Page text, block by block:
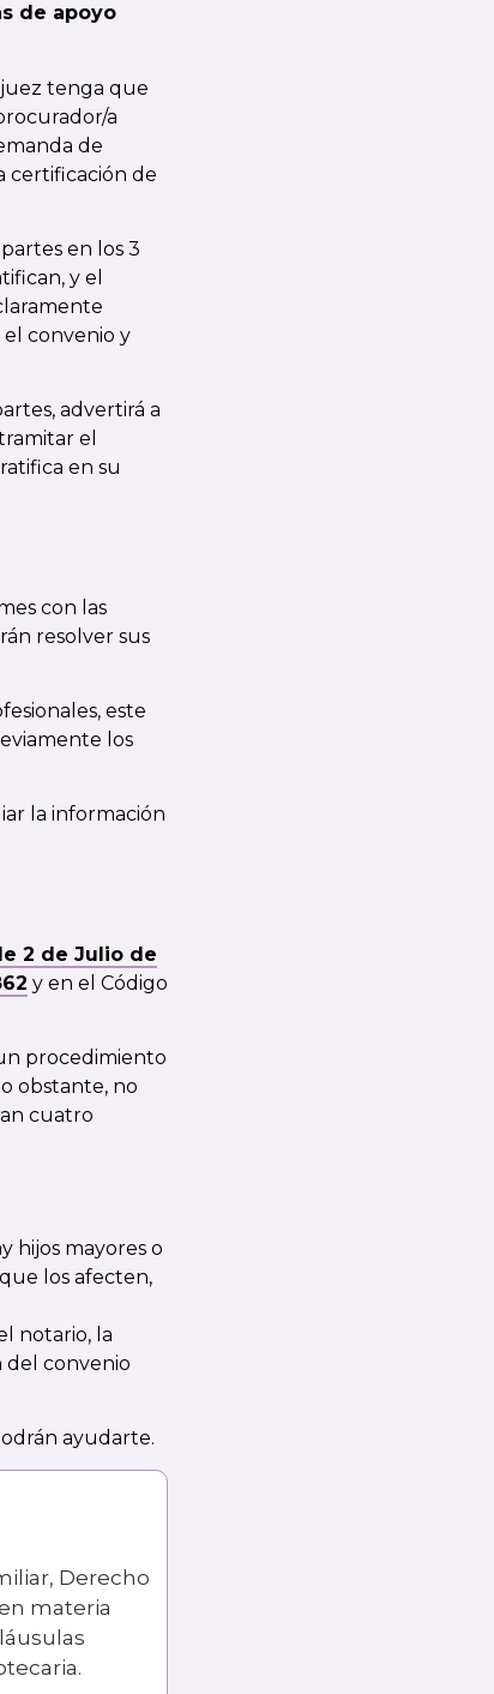
de apoyo
tenga que
a
de
certificación de
en los 3
y el
convenio y
advertirá a
el
en su
con las
resolver sus
este
los
la información
2 de Julio de
y en el Código
procedimiento
obstante, no
cuatro
hijos mayores o
los afecten,
notario, la
del convenio
ayudarte.
Derecho
materia